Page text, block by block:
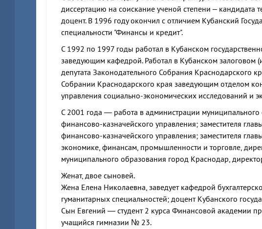
диссертацию на соискание ученой степени – кандидата
доцент. В 1996 году окончил с отличием Кубанский
специальности "Финансы и кредит".
С 1992 по 1997 годы работал в Кубанском
заведующим кафедрой. Работал в Кубанском
депутата Законодательного Собрания Краснодарского
Собрании Краснодарского края заведующим отделом
управления социально-экономических исследований и
С 2001 года — работа в администрации
финансово-казначейского управления; заместителя
финансово-казначейского управления; заместителя
экономике, финансам, промышленности и торговле,
муниципального образования город Краснодар,
Женат, двое сыновей.
Жена Елена Николаевна, заведует кафедрой
гуманитарных специальностей; доцент Кубанского
Сын Евгений — студент 2 курса Финансовой академии
учащийся гимназии № 23.